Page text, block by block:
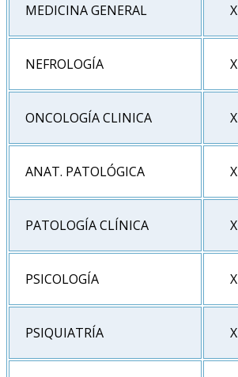
MEDICINA GENERAL X
NEFROLOGÍA X
ONCOLOGÍA CLINICA X
ANAT. PATOLÓGICA X
PATOLOGÍA CLÍNICA X
PSICOLOGÍA X
PSIQUIATRÍA X